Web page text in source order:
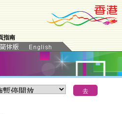
指南